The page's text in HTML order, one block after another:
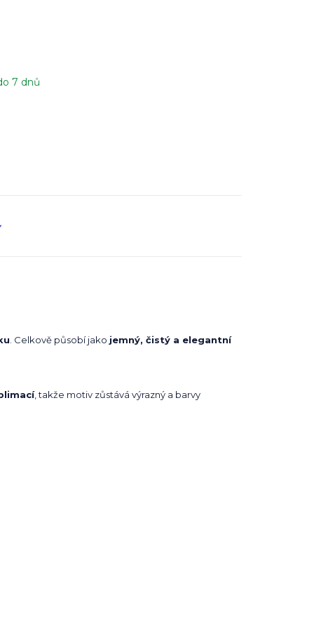
7 dnů
. Celkově působí jako jemný, čistý a elegantní
, takže motiv zůstává výrazný a barvy